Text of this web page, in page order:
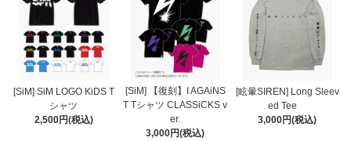
[SiM] SiM LOGO KiDS T
シャツ
2,500円(税込)
[SiM] 【復刻】I AGAiNS
T Tシャツ CLASSiCKS v
er.
3,000円(税込)
[眩暈SIREN] Long Sleev
ed Tee
3,000円(税込)